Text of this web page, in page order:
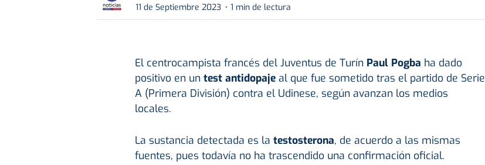
11 de Septiembre 2023
1 min de lectura
El centrocampista francés del Juventus de Turín Paul Pogba ha dado
positivo en un test antidopaje al que fue sometido tras el partido de Serie
A (Primera División) contra el Udinese, según avanzan los medios
locales.
La sustancia detectada es la testosterona, de acuerdo a las mismas
fuentes, pues todavía no ha trascendido una confirmación oficial.